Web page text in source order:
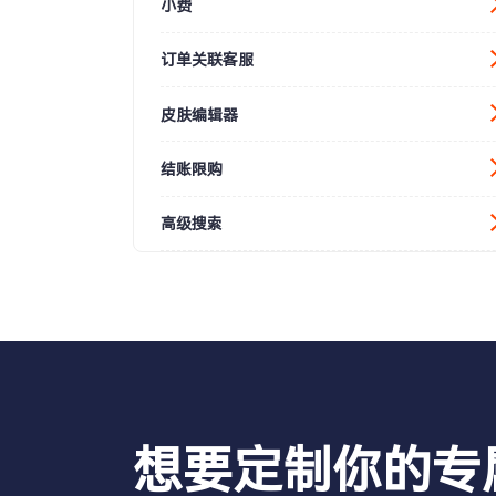
小费
订单关联客服
皮肤编辑器
结账限购
高级搜索
想要定制你的